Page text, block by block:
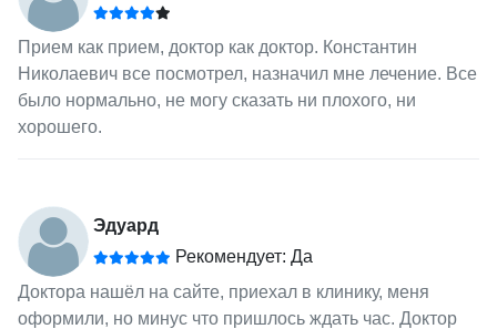
Прием как прием, доктор как доктор. Константин
Николаевич все посмотрел, назначил мне лечение. Все
было нормально, не могу сказать ни плохого, ни
хорошего.
Эдуард
Рекомендует: Да
Доктора нашёл на сайте, приехал в клинику, меня
оформили, но минус что пришлось ждать час. Доктор